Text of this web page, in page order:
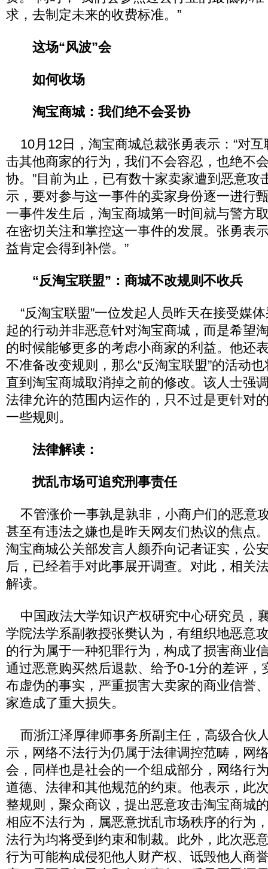
求，去制定未来的收费标准。”
这场“风波”会
如何收场
淘宝商城：我们绝不会妥协
10月12日，淘宝商城总裁张勇表示：“对
击其他商家的行为，我们不会容忍，也绝不
协。”目前为止，已有数十家卖家遭到恶意攻
示，要对参与这一事件的卖家身份逐一进行
一事件发生后，淘宝商城第一时间就与警方
在密切关注和掌控这一事件的发展。张勇表
益肯定会得到补偿。”
“反淘宝联盟”：商城不改规则不收兵
“反淘宝联盟”一位发起人员昨天在接受媒
起的行动并非恶意针对淘宝商城，而是希望
的时候能够更多的考虑小商家的利益。他还
不准备改变规则，那么“反淘宝联盟”的活动
直到淘宝商城取消掉之前的修改。该人士强
法律允许的范围内运作的，只不过是更针对
一些规则。
法律解读：
扰乱市场可追究刑事责任
不管涨价一事孰是孰非，小商户们的恶意
甚至有违法之嫌也是昨天网友们热议的焦点
淘宝商城公关部发言人颜乔向记者证实，公
后，已经着手对此事展开调查。对此，相关
解读。
中国政法大学知识产权研究中心研究员，
学院法学系副教授张樊认为，有组织地恶意
的行为属于一种犯罪行为，构成了损害商业
通过恶意购买然后退款、给予0-1分的差评，
布虚伪的事实，严重损害大卖家的商业信誉
家造成了重大损失。
而浙江泽厚律师事务所副主任，高级合伙
示，网络不法行为仍属于法律调控范畴，网
会，同样也是社会的一个组成部分，网络行
道德、法律和其他规范的约束。他表示，此
整规则，聚众商议，提出恶意攻击淘宝商城
相应不法行为，属恶意扰乱市场秩序的行为
法行为均将受到约束和制裁。此外，此次恶
行为可能构成侵犯他人财产权、诋毁他人商